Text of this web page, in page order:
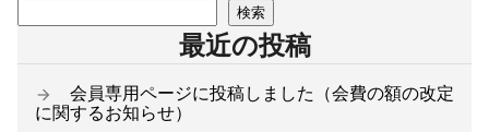
検索
最近の投稿
会員専用ページに投稿しました（会費の額の改定
に関するお知らせ）